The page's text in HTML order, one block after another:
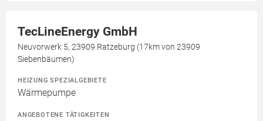
TecLineEnergy GmbH
Neuvorwerk 5, 23909 Ratzeburg (17km von 23909
Siebenbäumen)
HEIZUNG SPEZIALGEBIETE
Wärmepumpe
ANGEBOTENE TÄTIGKEITEN